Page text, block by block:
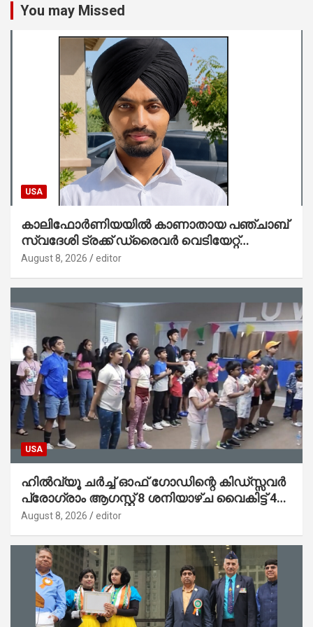
You may Missed
USA
കാലിഫോർണിയയിൽ കാണാതായ പഞ്ചാബ്
സ്വദേശി ട്രക്ക് ഡ്രൈവർ വെടിയേറ്റ്
കൊല്ലപ്പെട്ട നിലയിൽ
August 8, 2026 editor
USA
ഹിൽവ്യൂ ചർച്ച് ഓഫ് ഗോഡിന്റെ കിഡ്സ്സവർ
പ്രോഗ്രാം ആഗസ്റ്റ് 8 ശനിയാഴ്ച വൈകിട്ട് 4
മണിക്ക് ആരംഭിയ്ക്കുന്നു
August 8, 2026 editor